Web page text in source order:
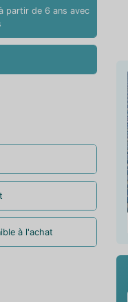
partir de 6 ans avec
à l'achat